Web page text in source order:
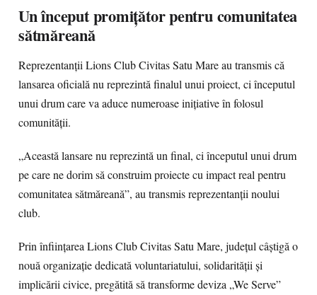
Un început promițător pentru comunitatea
sătmăreană
Reprezentanții Lions Club Civitas Satu Mare au transmis că
lansarea oficială nu reprezintă finalul unui proiect, ci începutul
unui drum care va aduce numeroase inițiative în folosul
comunității.
„Această lansare nu reprezintă un final, ci începutul unui drum
pe care ne dorim să construim proiecte cu impact real pentru
comunitatea sătmăreană”, au transmis reprezentanții noului
club.
Prin înființarea Lions Club Civitas Satu Mare, județul câștigă o
nouă organizație dedicată voluntariatului, solidarității și
implicării civice, pregătită să transforme deviza „We Serve”